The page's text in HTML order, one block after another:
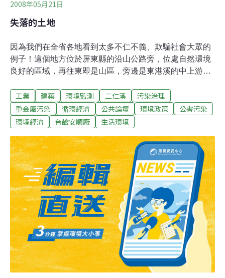
2008年05月21日
失落的土地
因為我們在全省各地看到太多不仁不義、欺騙社會大眾的
例子！這個地方位於屏東縣的沿山公路旁，位處自然環境
良好的區域，再往東即是山區，旁邊是東港溪的中上游，
幾包垃圾外，並沒有什麼污染，而這個區域，又位於豐沛
的地下水的水源上游，整體環境而言應屬於環境敏感地
帶，因此應該要用更審慎的態度來面對環境的問題。 來到
現場，不可思議的堆置了非常多的爐渣，大部分粉碎成粉
末狀，爐石只有少數，因為易粉碎，且有灰白、褐色、綠
色、黑色等不同物質，粉末本來是淡褐色，堆放一陣子後
表面會呈現灰白色並硬化，我挖了一點泡在水裡，PH大於
10。我不苟同這是安全無虞的東西，讓人非常難過，心裡
嘀咕著：又來了！ 台灣有太多的廢棄物無法妥善處理。台
灣在不斷發展經濟的同時，你知道所產生的廢棄物都到哪
裡去了嗎？廢棄物就是廢棄物，曾幾何時包裝成了產品？
經濟部為讓這些廢棄物有去處，所以有了一個資
工業 建築 環境監測 二仁溪
污染治理
重金屬污染
循環經濟 公共論壇 環境政策
公害污染
環境經濟
台鹼安順廠 生活環境